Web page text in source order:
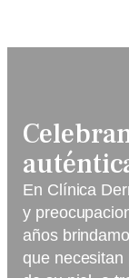
En Clínica
y
años
que necesitan